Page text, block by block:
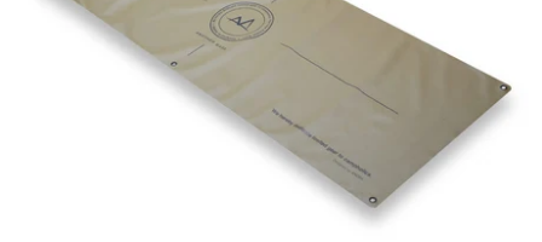
ミュージック
テント・タープ